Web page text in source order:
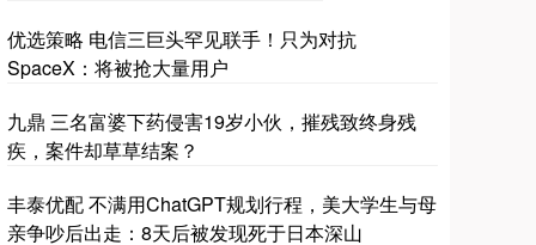
优选策略 电信三巨头罕见联手！只为对抗
SpaceX：将被抢大量用户
九鼎 三名富婆下药侵害19岁小伙，摧残致终身残
疾，案件却草草结案？
丰泰优配 不满用ChatGPT规划行程，美大学生与母
亲争吵后出走：8天后被发现死于日本深山